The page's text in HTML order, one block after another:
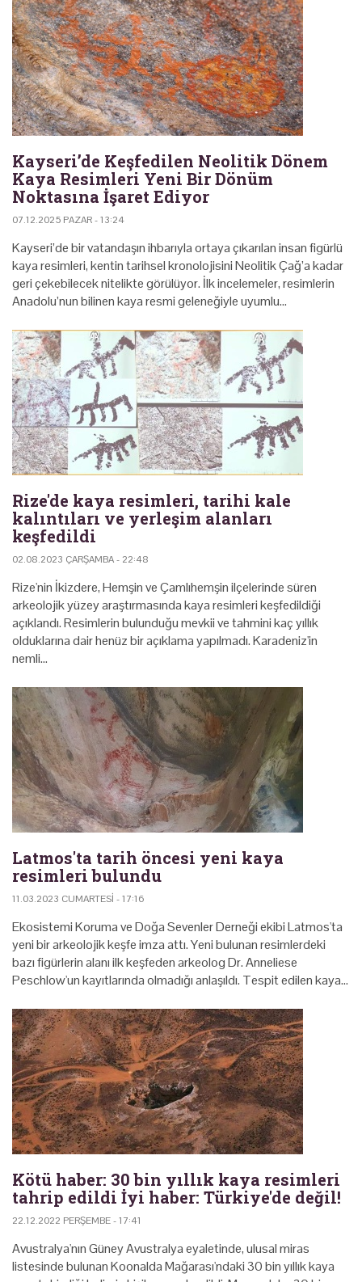
Kayseri’de Keşfedilen Neolitik Dönem
Kaya Resimleri Yeni Bir Dönüm
Noktasına İşaret Ediyor
07.12.2025 PAZAR - 13:24
Kayseri’de bir vatandaşın ihbarıyla ortaya çıkarılan insan figürlü
kaya resimleri, kentin tarihsel kronolojisini Neolitik Çağ’a kadar
geri çekebilecek nitelikte görülüyor. İlk incelemeler, resimlerin
Anadolu’nun bilinen kaya resmi geleneğiyle uyumlu…
Rize'de kaya resimleri, tarihi kale
kalıntıları ve yerleşim alanları
keşfedildi
02.08.2023 ÇARŞAMBA - 22:48
Rize'nin İkizdere, Hemşin ve Çamlıhemşin ilçelerinde süren
arkeolojik yüzey araştırmasında kaya resimleri keşfedildiği
açıklandı. Resimlerin bulunduğu mevkii ve tahmini kaç yıllık
olduklarına dair henüz bir açıklama yapılmadı. Karadeniz'in
nemli…
Latmos'ta tarih öncesi yeni kaya
resimleri bulundu
11.03.2023 CUMARTESI - 17:16
Ekosistemi Koruma ve Doğa Sevenler Derneği ekibi Latmos'ta
yeni bir arkeolojik keşfe imza attı. Yeni bulunan resimlerdeki
bazı figürlerin alanı ilk keşfeden arkeolog Dr. Anneliese
Peschlow'un kayıtlarında olmadığı anlaşıldı. Tespit edilen kaya…
Kötü haber: 30 bin yıllık kaya resimleri
tahrip edildi İyi haber: Türkiye'de değil!
22.12.2022 PERŞEMBE - 17:41
Avustralya'nın Güney Avustralya eyaletinde, ulusal miras
listesinde bulunan Koonalda Mağarası'ndaki 30 bin yıllık kaya